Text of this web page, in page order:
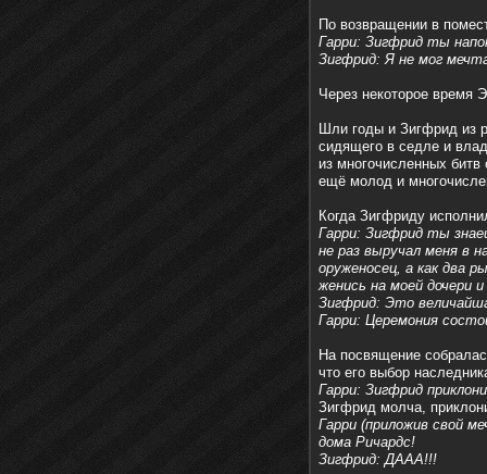
По возвращении в
Гарри: Зигфрид ты
Зигфрид: Я не мог
Через некоторое время
Шли годы и Зигфрид из
сидящего в седле и
из многочисленных
ещё молод и
Когда Зигфриду
Гарри: Зигфрид ты
не раз выручал меня в
оруженосец, а как два
женись на моей дочери
Зигфрид: Это
Гарри: Церемония
На посвящение
что его выбор
Гарри: Зигфрид
Зигфрид молча,
Гарри (приложив свой
дома Ричардс!
Зигфрид: ДААА!!!